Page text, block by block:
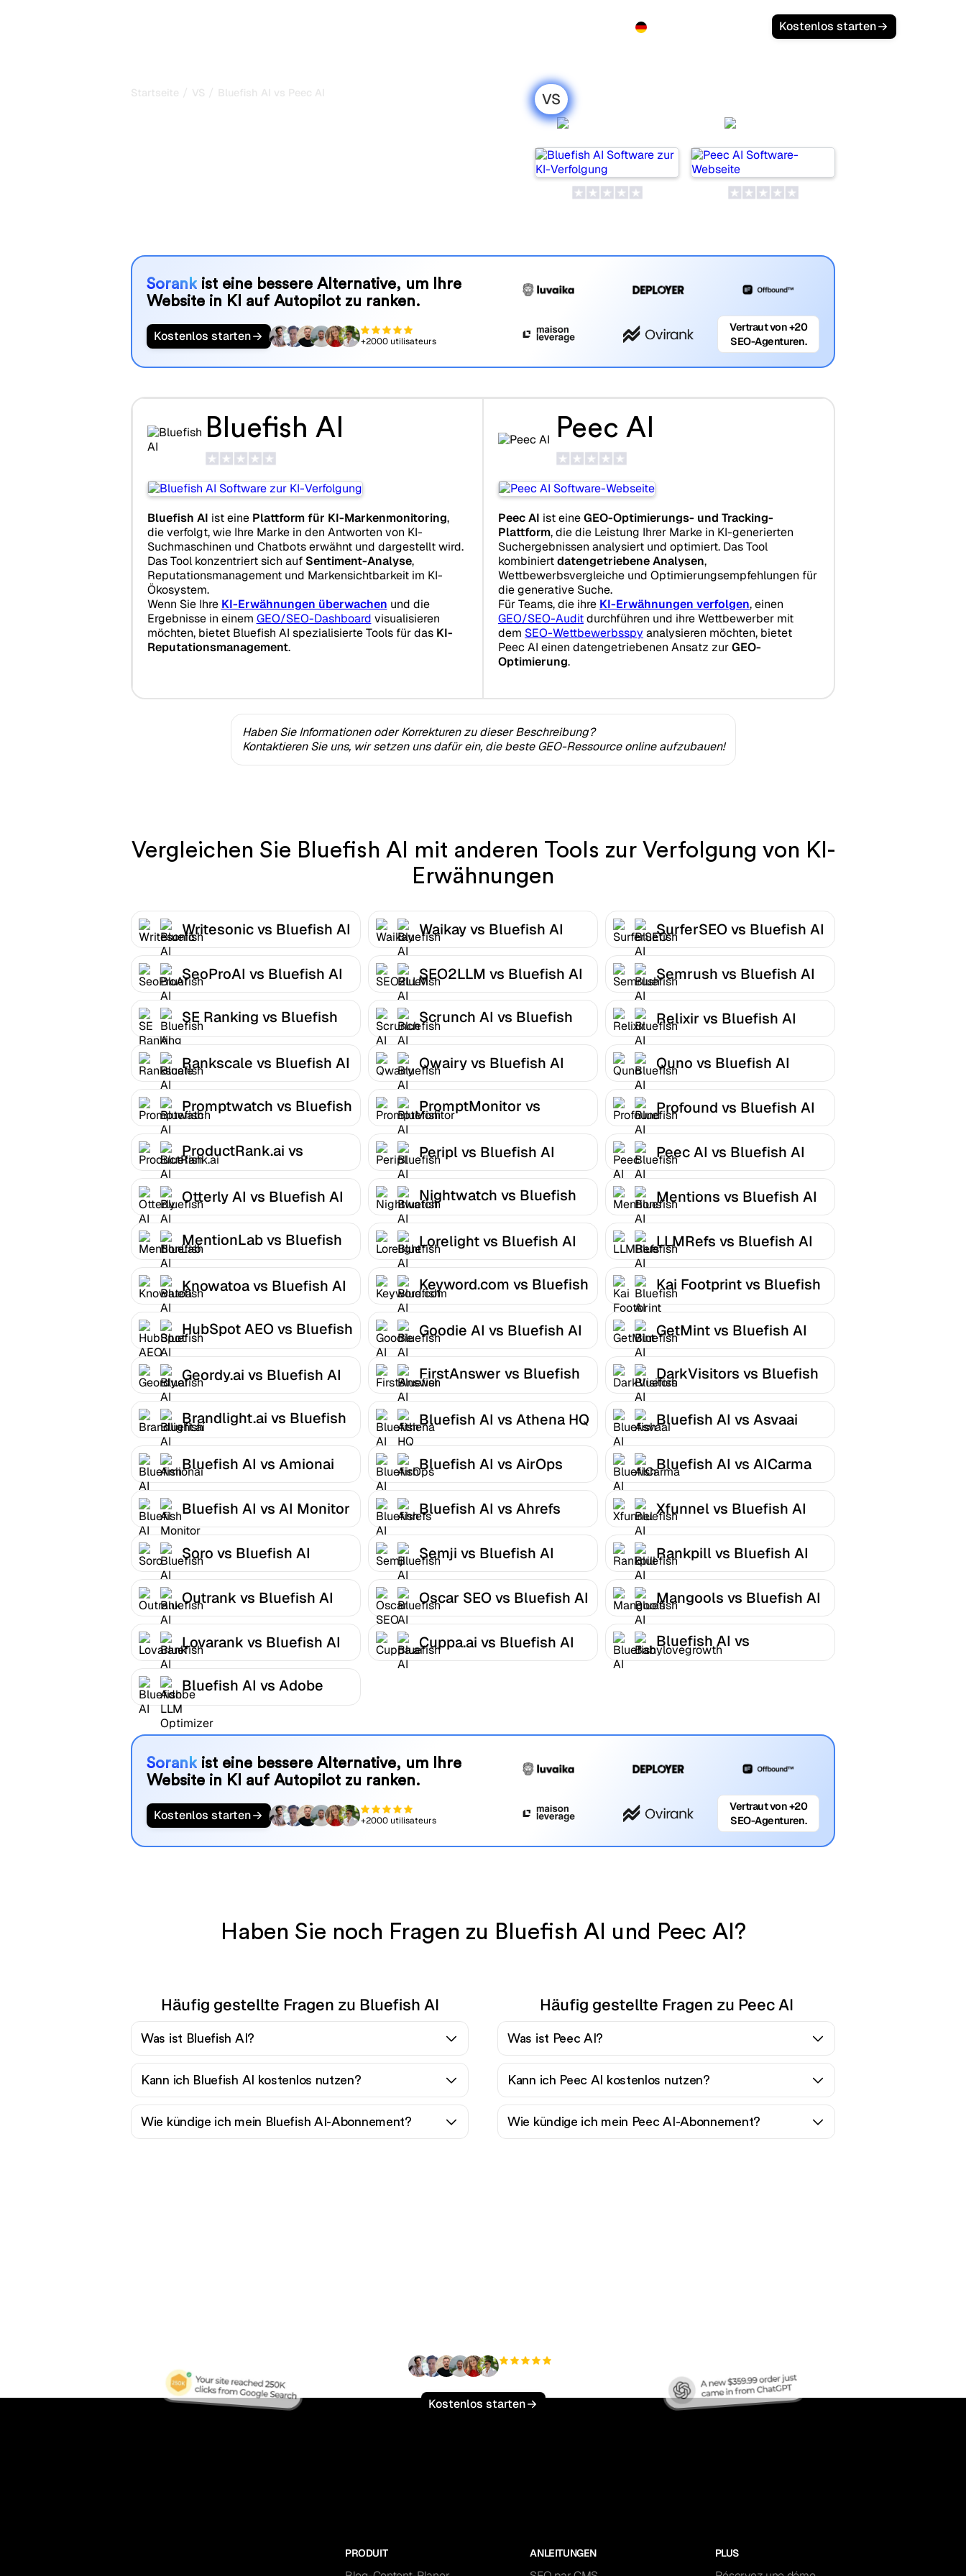
Kostenlos starten
Startseite / VS / Bluefish AI vs Peec AI VS
Sorankist eine bessere Alternative, um Ihre
Website in KI auf Autopilot zu ranken.
Kostenlos starten +2000 utilisateurs
Vertraut von +20
SEO-Agenturen.
Bluefish AI
Bluefish AI ist eine Plattform für KI-Markenmonitoring,
die verfolgt, wie Ihre Marke in den Antworten von KI-
Suchmaschinen und Chatbots erwähnt und dargestellt wird.
Das Tool konzentriert sich auf Sentiment-Analyse,
Reputationsmanagement und Markensichtbarkeit im KI-
Ökosystem.
Wenn Sie Ihre KI-Erwähnungen überwachen und die
Ergebnisse in einem GEO/SEO-Dashboard visualisieren
möchten, bietet Bluefish AI spezialisierte Tools für das KI-
Reputationsmanagement.
Peec AI
Peec AI ist eineGEO-Optimierungs- und Tracking-
Plattform, die die Leistung Ihrer Marke in KI-generierten
Suchergebnissen analysiert und optimiert. Das Tool
kombiniertdatengetriebene Analysen,
Wettbewerbsvergleiche und Optimierungsempfehlungen für
die generative Suche.
Für Teams, die ihre KI-Erwähnungen verfolgen, einen
GEO/SEO-Auditdurchführen und ihre Wettbewerber mit
dem SEO-Wettbewerbsspy analysieren möchten, bietet
Peec AI einen datengetriebenen Ansatz zurGEO-
Optimierung.
Haben Sie Informationen oder Korrekturen zu dieser Beschreibung?
Kontaktieren Sie uns, wir setzen uns dafür ein, die beste GEO-Ressource online aufzubauen!
Vergleichen Sie Bluefish AI mit anderen Tools zur Verfolgung von KI-
Erwähnungen
Writesonic vs Bluefish AI Waikay vs Bluefish AI SurferSEO vs Bluefish AI
SeoProAI vs Bluefish AI SEO2LLM vs Bluefish AI Semrush vs Bluefish AI
SE Ranking vs Bluefish
AI
Scrunch AI vs Bluefish
AI
Relixir vs Bluefish AI
Rankscale vs Bluefish AI Qwairy vs Bluefish AI Quno vs Bluefish AI
Promptwatch vs Bluefish
AI
PromptMonitor vs
Bluefish AI
Profound vs Bluefish AI
ProductRank.ai vs
Bluefish AI
Peripl vs Bluefish AI Peec AI vs Bluefish AI
Otterly AI vs Bluefish AI
Nightwatch vs Bluefish
AI
Mentions vs Bluefish AI
MentionLab vs Bluefish
AI
Lorelight vs Bluefish AI LLMRefs vs Bluefish AI
Knowatoa vs Bluefish AI
Keyword.com vs Bluefish
AI
Kai Footprint vs Bluefish
AI
HubSpot AEO vs Bluefish
AI
Goodie AI vs Bluefish AI GetMint vs Bluefish AI
Geordy.ai vs Bluefish AI
FirstAnswer vs Bluefish
AI
DarkVisitors vs Bluefish
AI
Brandlight.ai vs Bluefish
AI
Bluefish AI vs Athena HQ Bluefish AI vs Asvaai
Bluefish AI vs Amionai Bluefish AI vs AirOps Bluefish AI vs AICarma
Bluefish AI vs AI Monitor Bluefish AI vs Ahrefs Xfunnel vs Bluefish AI
Soro vs Bluefish AI Semji vs Bluefish AI Rankpill vs Bluefish AI
Outrank vs Bluefish AI Oscar SEO vs Bluefish AI Mangools vs Bluefish AI
Lovarank vs Bluefish AI Cuppa.ai vs Bluefish AI
Bluefish AI vs
Babylovegrowth
Bluefish AI vs Adobe
LLM Optimizer
Sorankist eine bessere Alternative, um Ihre
Website in KI auf Autopilot zu ranken.
Kostenlos starten +2000 utilisateurs
Vertraut von +20
SEO-Agenturen.
Haben Sie noch Fragen zu Bluefish AI und Peec AI?
Häufig gestellte Fragen zu Bluefish AI
Was ist Bluefish AI?
Kann ich Bluefish AI kostenlos nutzen?
Wie kündige ich mein Bluefish AI-Abonnement?
Häufig gestellte Fragen zu Peec AI
Was ist Peec AI?
Kann ich Peec AI kostenlos nutzen?
Wie kündige ich mein Peec AI-Abonnement?
Kostenlos starten
PRODUIT ANLEITUNGEN PLUS